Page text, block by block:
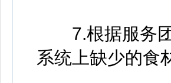
7.根据服务团
系统上缺少的食